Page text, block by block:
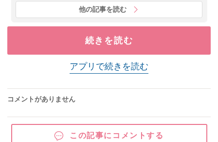
他の記事を読む
続きを読む
アプリで続きを読む
コメントがありません
この記事にコメントする